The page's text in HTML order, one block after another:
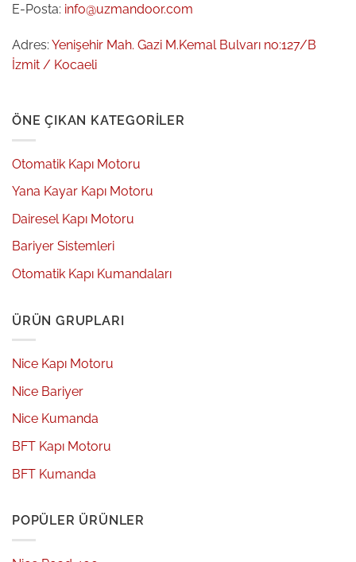
E-Posta: info@uzmandoor.com
Adres: Yenişehir Mah. Gazi M.Kemal Bulvarı no:127/B
İzmit / Kocaeli
ÖNE ÇIKAN KATEGORILER
Otomatik Kapı Motoru
Yana Kayar Kapı Motoru
Dairesel Kapı Motoru
Bariyer Sistemleri
Otomatik Kapı Kumandaları
ÜRÜN GRUPLARI
Nice Kapı Motoru
Nice Bariyer
Nice Kumanda
BFT Kapı Motoru
BFT Kumanda
POPÜLER ÜRÜNLER